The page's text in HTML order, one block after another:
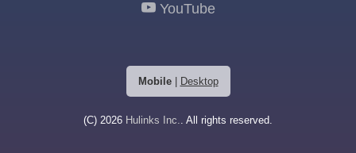
YouTube
Mobile| Desktop
(C) 2026 Hulinks Inc. . All rights reserved.